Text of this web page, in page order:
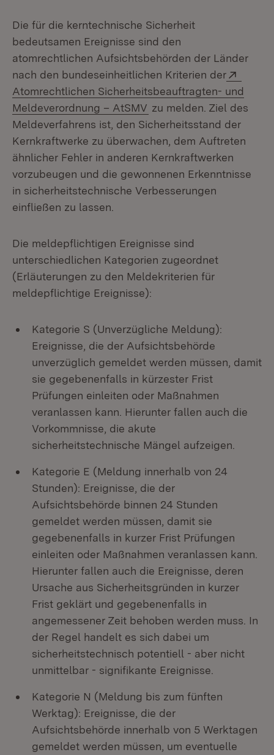
Die für die kerntechnische Sicherheit
bedeutsamen Ereignisse sind den
atomrechtlichen Aufsichtsbehörden der Länder
nach den bundeseinheitlichen Kriterien der
Atomrechtlichen Sicherheitsbeauftragten- und
Meldeverordnung – AtSMV (Öffnet in neuem
zu melden. Ziel des
Meldeverfahrens ist, den Sicherheitsstand der
Kernkraftwerke zu überwachen, dem Auftreten
ähnlicher Fehler in anderen Kernkraftwerken
vorzubeugen und die gewonnenen Erkenntnisse
in sicherheitstechnische Verbesserungen
einfließen zu lassen.
Die meldepflichtigen Ereignisse sind
unterschiedlichen Kategorien zugeordnet
(Erläuterungen zu den Meldekriterien für
meldepflichtige Ereignisse):
Kategorie S (Unverzügliche Meldung):
Ereignisse, die der Aufsichtsbehörde
unverzüglich gemeldet werden müssen, damit
sie gegebenenfalls in kürzester Frist
Prüfungen einleiten oder Maßnahmen
veranlassen kann. Hierunter fallen auch die
Vorkommnisse, die akute
sicherheitstechnische Mängel aufzeigen.
Kategorie E (Meldung innerhalb von 24
Stunden): Ereignisse, die der
Aufsichtsbehörde binnen 24 Stunden
gemeldet werden müssen, damit sie
gegebenenfalls in kurzer Frist Prüfungen
einleiten oder Maßnahmen veranlassen kann.
Hierunter fallen auch die Ereignisse, deren
Ursache aus Sicherheitsgründen in kurzer
Frist geklärt und gegebenenfalls in
angemessener Zeit behoben werden muss. In
der Regel handelt es sich dabei um
sicherheitstechnisch potentiell - aber nicht
unmittelbar - signifikante Ereignisse.
Kategorie N (Meldung bis zum fünften
Werktag): Ereignisse, die der
Aufsichtsbehörde innerhalb von 5 Werktagen
gemeldet werden müssen, um eventuelle